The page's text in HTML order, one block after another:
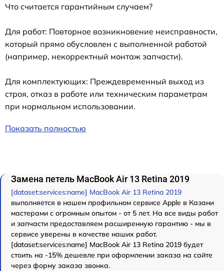
Что считается гарантийным случаем?
Для работ: Повторное возникновение неисправности,
который прямо обусловлен с выполненной работой
(например, некорректный монтаж запчасти).
Для комплектующих: Преждевременный выход из
строя, отказ в работе или техническим параметрам
при нормальном использовании.
Показать полностью
Замена петель MacBook Air 13 Retina 2019
[dataset:services:name] MacBook Air 13 Retina 2019
выполняется в нашем профильном сервисе Apple в Казани
мастерами с огромным опытом - от 5 лет. На все виды работ
и запчасти предоставляем расширенную гарантию - мы в
сервисе уверены в качестве наших работ.
[dataset:services:name] MacBook Air 13 Retina 2019 будет
стоить на -15% дешевле при оформлении заказа на сайте
через форму заказа звонка.